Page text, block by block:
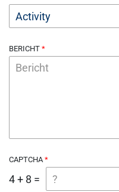
BERICHT
CAPTCHA
4 + 8 =